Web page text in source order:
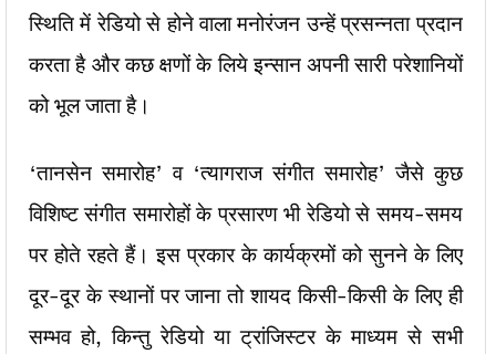
स्थिति में रेडियो से होने वाला मनोरंजन उन्हें प्रसन्नता प्रदान
करता है और कछ क्षणों के लिये इन्सान अपनी सारी परेशानियों
को भूल जाता है।
‘तानसेन समारोह’ व ‘त्यागराज संगीत समारोह’ जैसे कुछ
विशिष्ट संगीत समारोहों के प्रसारण भी रेडियो से समय-समय
पर होते रहते हैं। इस प्रकार के कार्यक्रमों को सुनने के लिए
दूर-दूर के स्थानों पर जाना तो शायद किसी-किसी के लिए ही
सम्भव हो, किन्तु रेडियो या ट्रांजिस्टर के माध्यम से सभी